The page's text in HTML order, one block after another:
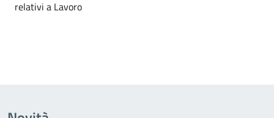
relativi a Lavoro